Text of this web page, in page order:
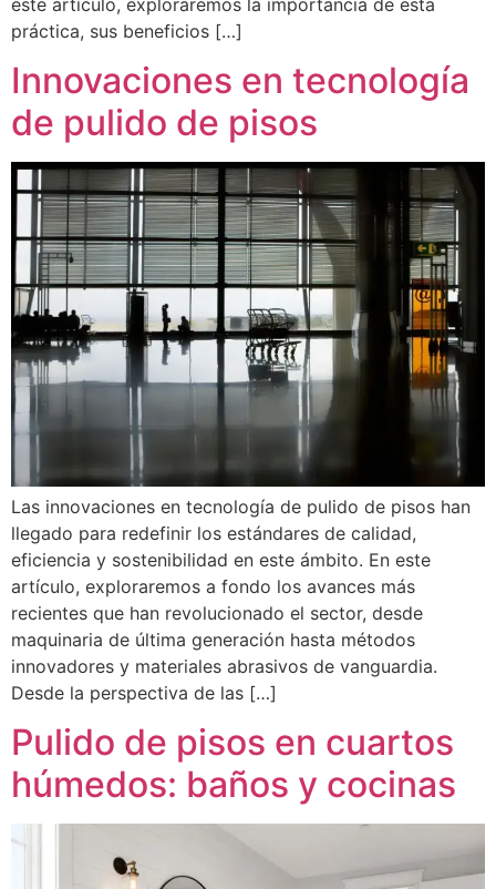
práctica, sus beneficios […]
Innovaciones en tecnología
de pulido de pisos
Las innovaciones en tecnología de pulido de pisos han
llegado para redefinir los estándares de calidad,
eficiencia y sostenibilidad en este ámbito. En este
artículo, exploraremos a fondo los avances más
recientes que han revolucionado el sector, desde
maquinaria de última generación hasta métodos
innovadores y materiales abrasivos de vanguardia.
Desde la perspectiva de las […]
Pulido de pisos en cuartos
húmedos: baños y cocinas